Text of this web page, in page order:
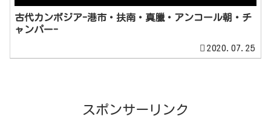
古代カンボジア-港市・扶南・真臘・アンコール朝・チ
ャンパー-
2020.07.25
スポンサーリンク